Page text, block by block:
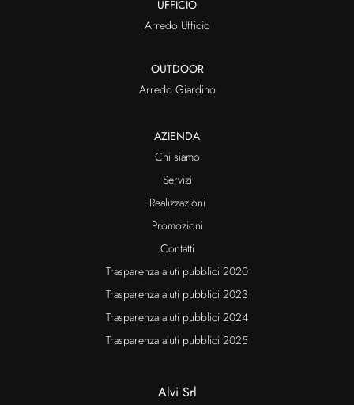
UFFICIO
Arredo Ufficio
OUTDOOR
Arredo Giardino
AZIENDA
Chi siamo
Servizi
Realizzazioni
Promozioni
Contatti
Trasparenza aiuti pubblici 2020
Trasparenza aiuti pubblici 2023
Trasparenza aiuti pubblici 2024
Trasparenza aiuti pubblici 2025
Alvi Srl